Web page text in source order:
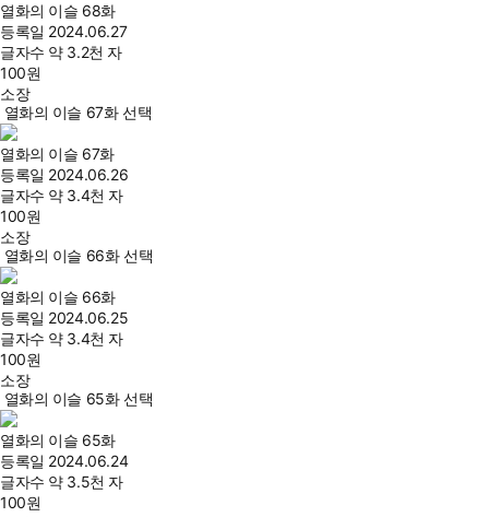
열화의 이슬 68화
등록일 2024.06.27
글자수 약 3.2천 자
100원
소장
열화의 이슬 67화 선택
열화의 이슬 67화
등록일 2024.06.26
글자수 약 3.4천 자
100원
소장
열화의 이슬 66화 선택
열화의 이슬 66화
등록일 2024.06.25
글자수 약 3.4천 자
100원
소장
열화의 이슬 65화 선택
열화의 이슬 65화
등록일 2024.06.24
글자수 약 3.5천 자
100원